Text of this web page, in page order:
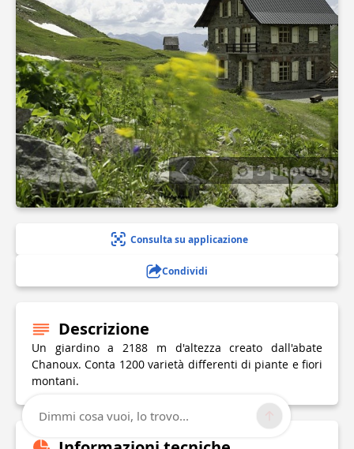
3 photo(s)
Consulta su applicazione
Condividi
Descrizione
Un giardino a 2188 m d'altezza creato dall'abate
Chanoux. Conta 1200 varietà differenti di piante e fiori
montani.
Dimmi cosa vuoi, lo trovo...